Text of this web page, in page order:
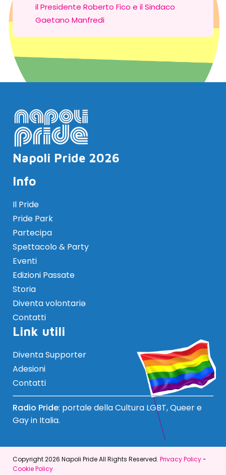
il Presidente Roberto Fico e il Sindaco
Gaetano Manfredi
Napoli Pride 2026
Info
Il Pride
Pride Park
Partecipa
Spettacolo & Party
Eventi
Edizioni Passate
Storia
Diventa volontariə
Contatti
Link utili
Diventa Supporter
Adesioni
Contatti
Radio Pride: portale della Cultura LGBT, Queer e
Gay in Italia.
Copyright 2026 Napoli Pride All Rights Reserved. Privacy Policy-
Cookie Policy